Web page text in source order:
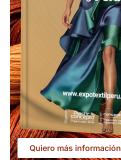
Quiero más información